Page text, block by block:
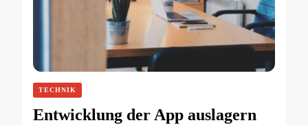
TECHNIK
Entwicklung der App auslagern